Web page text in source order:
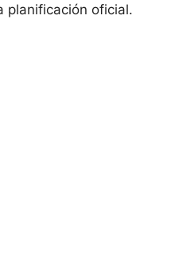
planificación oficial.